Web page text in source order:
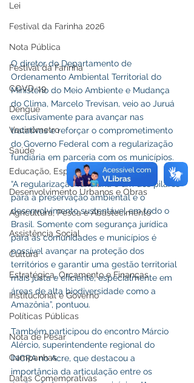
Lei
Festival da Farinha 2026
Nota Pública
Festival da Farinha
COVD-19
Dengue
Vacinômetro
Saúde
Educação, Esporte e Lazer
Desenvolvimento Urbanos e Obras
Agricultura, Pesca e Abastecimento
Assistência Social
Cultura
Estratégica, Orçamento e Finanças
Institucional e Governo
Políticas Públicas
Nota de Pesar
Campanhas
Datas Comemorativas
O diretor do Departamento de
Ordenamento Ambiental Territorial do
Ministério do Meio Ambiente e Mudança
do Clima, Marcelo Trevisan, veio ao Juruá
exclusivamente para avançar nas
tratativas e reforçar o comprometimento
do Governo Federal com a regularização
fundiária em parceria com os municípios.
“A regularização fundiária é um dos pilares
para a preservação ambiental e o
desenvolvimento sustentável em todo o
Brasil. Somente com segurança jurídica
para as comunidades e municípios é
possível avançar na proteção dos
territórios e garantir uma gestão territorial
mais justa e eficiente, especialmente em
áreas de alta biodiversidade como a
Amazônia”, pontuou.
Também participou do encontro Márcio
Alércio, superintendente regional do
INCRA no Acre, que destacou a
importância da articulação entre os